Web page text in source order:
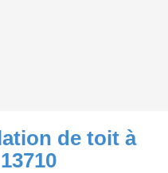
de toit à